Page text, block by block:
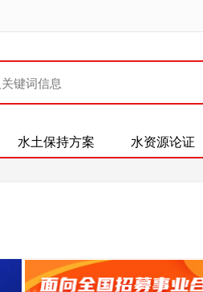
水土保持方案 水资源论证